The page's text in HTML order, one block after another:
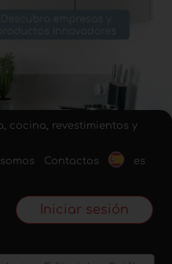
cocina, revestimientos y
Contactos es
Iniciar sesión